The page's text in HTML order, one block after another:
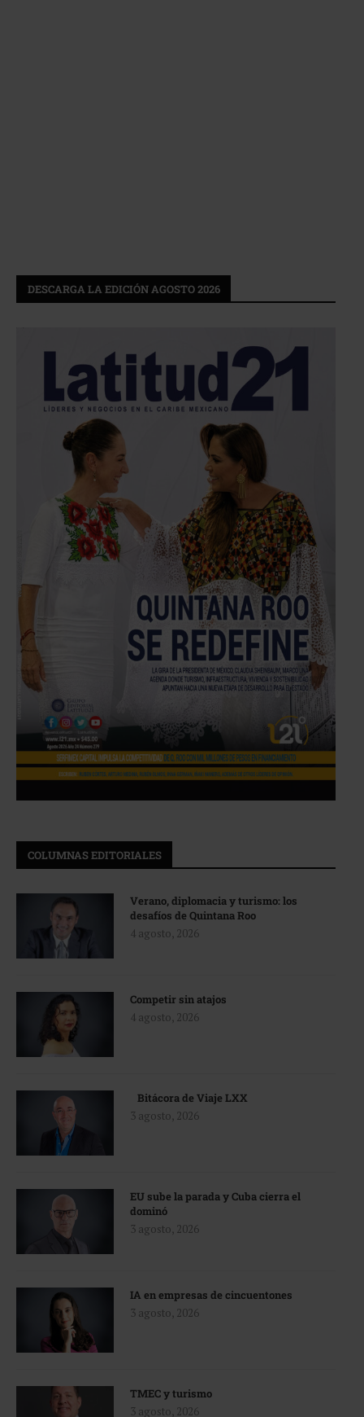
DESCARGA LA EDICIÓN AGOSTO 2026
COLUMNAS EDITORIALES
Verano, diplomacia y turismo: los
desafíos de Quintana Roo
4 agosto, 2026
Competir sin atajos
4 agosto, 2026
Bitácora de Viaje LXX
3 agosto, 2026
EU sube la parada y Cuba cierra el
dominó
3 agosto, 2026
IA en empresas de cincuentones
3 agosto, 2026
TMEC y turismo
3 agosto, 2026